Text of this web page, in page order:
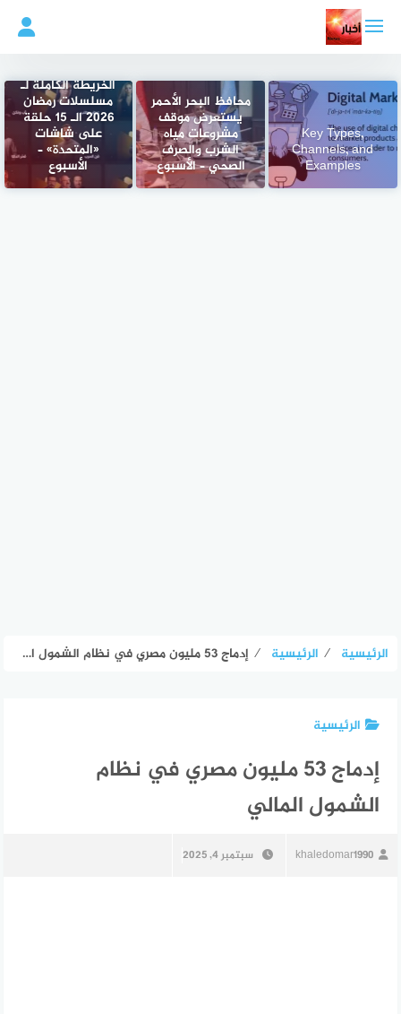
المحتوى
Key Types,
Channels, and
Examples
محافظ البحر الأحمر
يستعرض موقف
مشروعات مياه
الشرب والصرف
الصحي – الأسبوع
الخريطة الكاملة لـ
مسلسلات رمضان
2026 الـ 15 حلقة
على شاشات
«المتحدة» –
الأسبوع
الرئيسية ⁄ الرئيسية ⁄ إدماج 53 مليون مصري في نظام الشمول المالي
الرئيسية
إدماج 53 مليون مصري في نظام
الشمول المالي
khaledomar1990 سبتمبر 4, 2025